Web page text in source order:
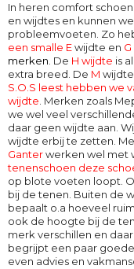
In heren comfort
en wijdtes en kunnen
probleemvoeten. Zo
een smalle Ewijdte en
merken. De H wijdte is
extra breed. De M wijdte
S.O.S leest hebben we
wijdte. Merken zoals
we wel veel
daar geen wijdte aan.
wijdte erbij te zetten.
Ganterwerken wel met
tenenschoen deze
op blote voeten loopt.
bij de tenen. Buiten de
bepaalt o.a hoeveel
ook de hoogte bij de
merk verschillen en
begrijpt een paar
even advies en